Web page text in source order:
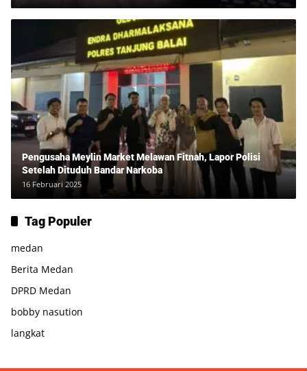
Pengusaha Meylin Market Melawan Fitnah, Lapor Polisi
Setelah Dituduh Bandar Narkoba
16 Februari 2025
Tag Populer
medan
Berita Medan
DPRD Medan
bobby nasution
langkat